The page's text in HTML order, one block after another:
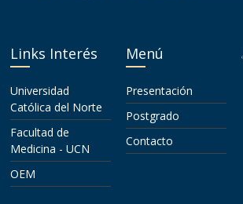
Links Interés
Universidad
Católica del Norte
Facultad de
Medicina - UCN
OEM
Menú
Presentación
Postgrado
Contacto